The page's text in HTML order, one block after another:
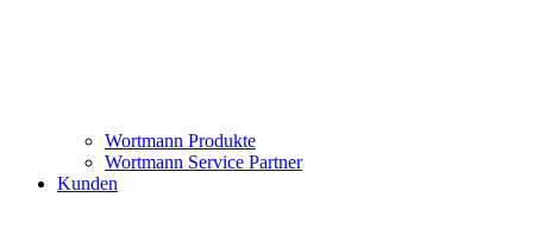
Wortmann Produkte
Wortmann Service Partner
Kunden